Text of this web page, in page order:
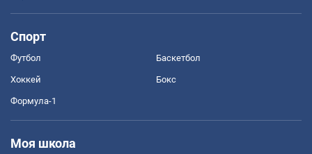
Спорт
Футбол Баскетбол
Хоккей Бокс
Формула-1
Моя школа